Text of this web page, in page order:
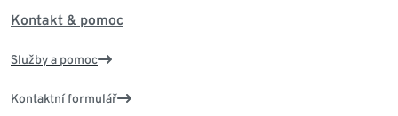
Kontakt & pomoc
Služby a pomoc
Kontaktní formulář